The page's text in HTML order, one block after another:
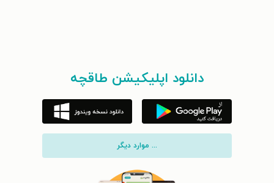
دانلود اپلیکیشن طاقچه
... موارد دیگر